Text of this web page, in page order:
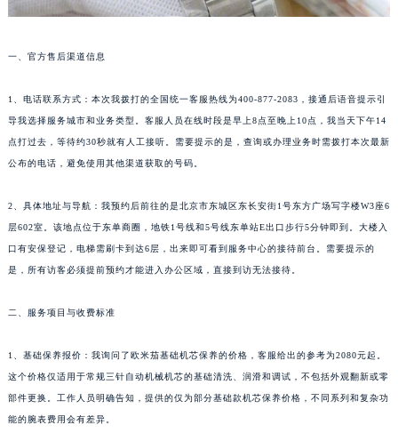
一、官方售后渠道信息
1、电话联系方式：本次我拨打的全国统一客服热线为400-877-2083，接通后语音提示引
导我选择服务城市和业务类型。客服人员在线时段是早上8点至晚上10点，我当天下午14
点打过去，等待约30秒就有人工接听。需要提示的是，查询或办理业务时需拨打本次最新
公布的电话，避免使用其他渠道获取的号码。
2、具体地址与导航：我预约后前往的是北京市东城区东长安街1号东方广场写字楼W3座6
层602室。该地点位于东单商圈，地铁1号线和5号线东单站E出口步行5分钟即到。大楼入
口有安保登记，电梯需刷卡到达6层，出来即可看到服务中心的接待前台。需要提示的
是，所有访客必须提前预约才能进入办公区域，直接到访无法接待。
二、服务项目与收费标准
1、基础保养报价：我询问了欧米茄基础机芯保养的价格，客服给出的参考为2080元起。
这个价格仅适用于常规三针自动机械机芯的基础清洗、润滑和调试，不包括外观翻新或零
部件更换。工作人员明确告知，提供的仅为部分基础款机芯保养价格，不同系列和复杂功
能的腕表费用会有差异。